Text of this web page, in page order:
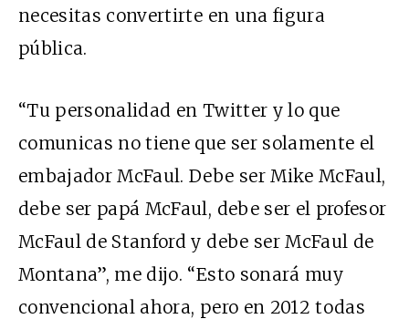
necesitas convertirte en una figura
pública.
“Tu personalidad en Twitter y lo que
comunicas no tiene que ser solamente el
embajador McFaul. Debe ser Mike McFaul,
debe ser papá McFaul, debe ser el profesor
McFaul de Stanford y debe ser McFaul de
Montana”, me dijo. “Esto sonará muy
convencional ahora, pero en 2012 todas